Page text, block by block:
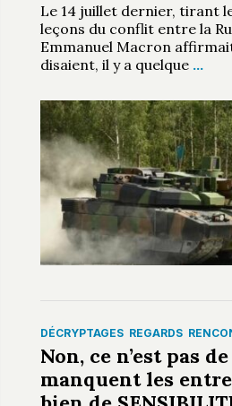
Le 14 juillet dernier, tirant
leçons du conflit entre la
Emmanuel Macron
disaient, il y a quelque …
DÉCRYPTAGES REGARDS
Non, ce n’est pas
manquent les